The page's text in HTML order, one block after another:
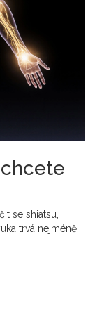
se shiatsu,
trvá nejméně